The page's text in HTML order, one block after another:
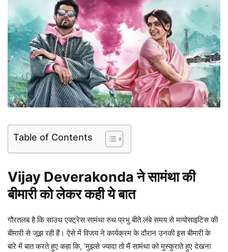
Table of Contents
Vijay Deverakonda ने सामंथा की
बीमारी को लेकर कही ये बात
गौरतलब है कि साउथ एक्ट्रेस सामंथा रुथ प्रभु बीते लंबे समय से मायोसाइटिस की
बीमारी से जूझ रही हैं। ऐसे में विजय ने कार्यक्रम के दौरान उनकी इस बीमारी के
बारे में बात करते हुए कहा कि, ‘मुझसे ज्यादा तो मैं सामंथा को मुस्कुराते हुए देखना